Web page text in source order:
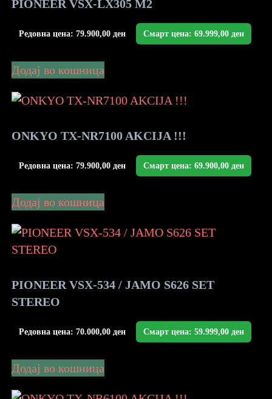
PIONEER VSX-LX305 M2
Редовна цена: 79.900,00 ден Смарт цена: 69.999,00 ден
Додај во кошница
ONKYO TX-NR7100 AKCIJA !!!
Редовна цена: 79.900,00 ден Смарт цена: 69.900,00 ден
Додај во кошница
PIONEER VSX-534 / JAMO S626 SET
STEREO
Редовна цена: 70.000,00 ден Смарт цена: 59.999,00 ден
Додај во кошница